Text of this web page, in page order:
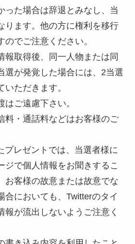
った場合は辞退とみなし、当
ります。他の方に権利を移行
のでご注意ください。
取得後、同一人物または同
選が発覚した場合には、2当選
いただきます。
ご遠慮下さい。
料・通話料などはお客様のご
レゼントでは、当選者様に
ジで個人情報をお聞きするこ
お客様の故意または故意でな
合においても、Twitterのタイ
報が流出しないようご注意く